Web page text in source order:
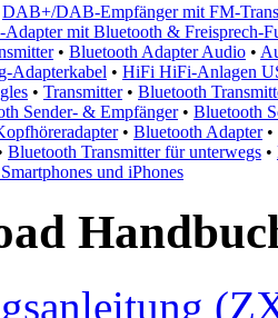
DAB+/DAB-Empfänger mit FM-
Adapter mit Bluetooth & Freisprech-
• Bluetooth Adapter Audio •
Adapterkabel • HiFi HiFi-Anlagen
• Transmitter• Bluetooth
Sender- & Empfänger• Bluetooth
• Bluetooth Adapter•
Bluetooth Transmitter für unterwegs •
und iPhones